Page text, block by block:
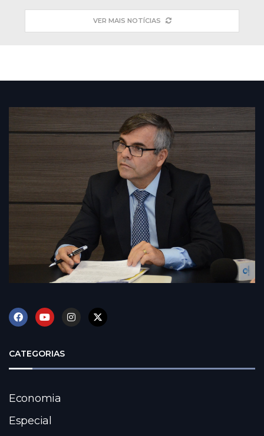
VER MAIS NOTÍCIAS
CATEGORIAS
Economia
Especial